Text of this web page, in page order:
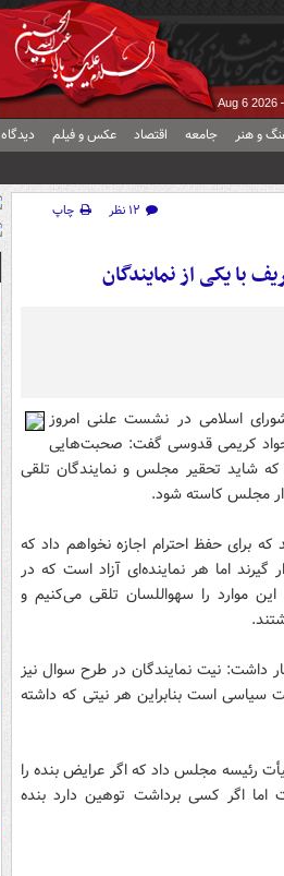
Aug 6 2026
و هنر جامعه اقتصاد عکس و فیلم دیدگاه
۱۲ نظر
چاپ
با یکی از نمایندگان
اسلامی در نشست علنی امروز
جواد کریمی قدوسی گفت: صحبت‌هایی
شاید تحقیر مجلس و نمایندگان تلقی
مجلس کاسته شود.
برای حفظ احترام اجازه نخواهم داد که
اما هر نماینده‌ای آزاد است که در
موارد را سهواللسان تلقی می‌کنیم و
داشت: نیت نمایندگان در طرح سوال نیز
سیاسی است بنابراین هر نیتی که داشته
رئیسه مجلس داد که اگر عرایض بنده را
اگر کسی برداشت توهین‌ دارد بنده